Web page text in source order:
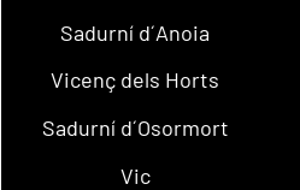
Sadurní d´Anoia
Vicenç dels Horts
Sadurní d´Osormort
Vic